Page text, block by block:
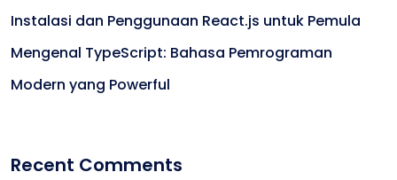
Instalasi dan Penggunaan React.js untuk Pemula
Mengenal TypeScript: Bahasa Pemrograman
Modern yang Powerful
Recent Comments